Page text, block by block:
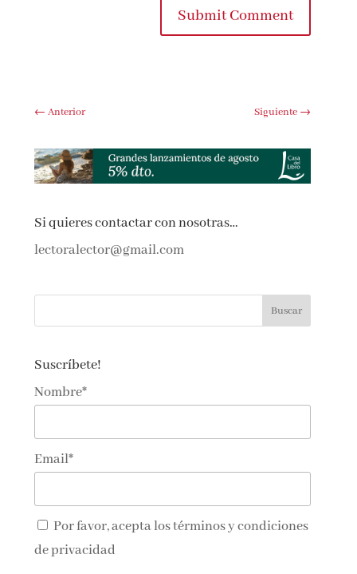
Submit Comment
←Anterior Siguiente→
Si quieres contactar con nosotras…
lectoralector@gmail.com
Suscríbete!
Nombre*
Email*
Por favor, acepta lostérminos y condiciones
de privacidad